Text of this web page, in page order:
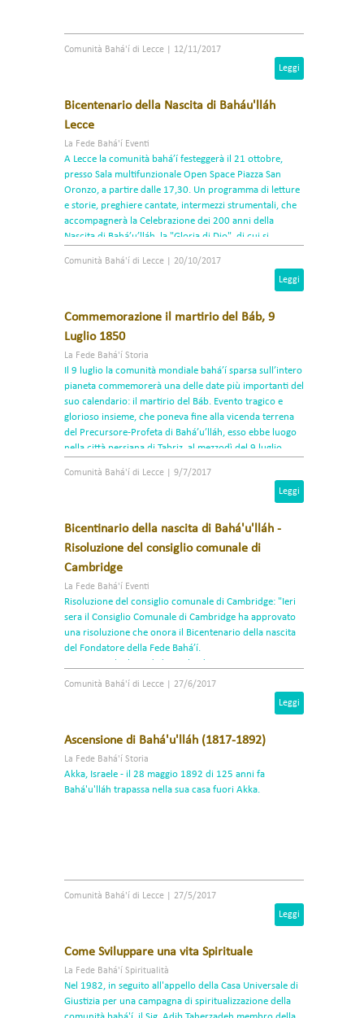
Comunità Bahá'í di Lecce
12/11/2017
Leggi
Bicentenario della Nascita di Baháu'lláh
Lecce
La Fede Bahá'í Eventi
A Lecce la comunità bahá’í festeggerà il 21 ottobre,
presso Sala multifunzionale Open Space Piazza San
Oronzo, a partire dalle 17,30. Un programma di letture
e storie, preghiere cantate, intermezzi strumentali, che
accompagnerà la Celebrazione dei 200 anni della
Nascita di Bahá’u’lláh, la "Gloria di Dio", di cui si
Comunità Bahá'í di Lecce
20/10/2017
Leggi
Commemorazione il martirio del Báb, 9
Luglio 1850
La Fede Bahá'í Storia
Il 9 luglio la comunità mondiale bahá’í sparsa sull’intero
pianeta commemorerà una delle date più importanti del
suo calendario: il martirio del Báb. Evento tragico e
glorioso insieme, che poneva fine alla vicenda terrena
del Precursore-Profeta di Bahá’u’lláh, esso ebbe luogo
nella città persiana di Tabriz, al mezzodì del 9 luglio
Comunità Bahá'í di Lecce
9/7/2017
Leggi
Bicentinario della nascita di Bahá'u'lláh -
Risoluzione del consiglio comunale di
Cambridge
La Fede Bahá'í Eventi
Risoluzione del consiglio comunale di Cambridge: "Ieri
sera il Consiglio Comunale di Cambridge ha approvato
una risoluzione che onora il Bicentenario della nascita
del Fondatore della Fede Bahá’í.
DELIBERA: che la città di Cambridge, in riconoscimento
del significato di questo bicentenario, esorti tutti i
cittadini a lavorare per la realizzazione dei principi della
pace, della giustizia e della solidarietà umana promossa
Comunità Bahá'í di Lecce
27/6/2017
Leggi
Ascensione di Bahá'u'lláh (1817-1892)
La Fede Bahá'í Storia
Akka, Israele - il 28 maggio 1892 di 125 anni fa
Bahá'u'lláh trapassa nella sua casa fuori Akka.
Comunità Bahá'í di Lecce
27/5/2017
Leggi
Come Sviluppare una vita Spirituale
La Fede Bahá'í Spiritualità
Nel 1982, in seguito all'appello della Casa Universale di
Giustizia per una campagna di spiritualizzazione della